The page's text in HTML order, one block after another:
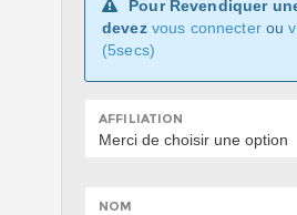
Pour Revendiquer
devez vous connecterou
(5secs)
AFFILIATION
NOM